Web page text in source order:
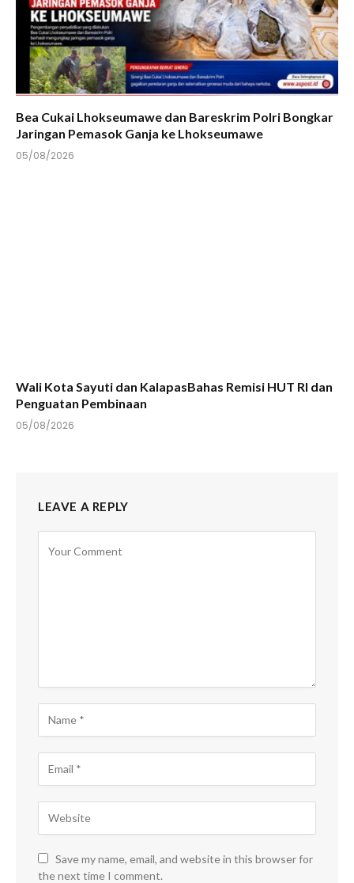
Bea Cukai Lhokseumawe dan Bareskrim Polri Bongkar
Jaringan Pemasok Ganja ke Lhokseumawe
05/08/2026
Wali Kota Sayuti dan KalapasBahas Remisi HUT RI dan
Penguatan Pembinaan
05/08/2026
LEAVE A REPLY
Save my name, email, and website in this browser for
the next time I comment.